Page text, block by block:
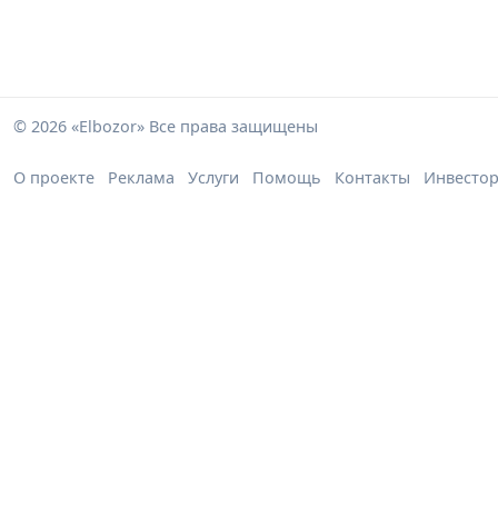
© 2026 «Elbozor» Все права защищены
О проекте Реклама Услуги Помощь Контакты